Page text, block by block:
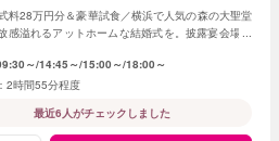
料28万円分＆豪華試食／横浜で人気の森の大聖堂
感溢れるアットホームな結婚式を。披露宴会場や
～ 14:45～ 15:00～ 18:00～
2時間55分程度
最近6人がチェックしました